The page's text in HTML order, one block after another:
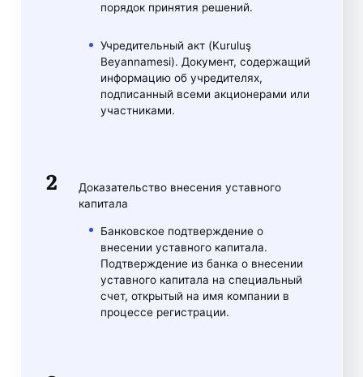
порядок принятия решений.
Учредительный акт (Kuruluş
Beyannamesi). Документ, содержащий
информацию об учредителях,
подписанный всеми акционерами или
участниками.
Доказательство внесения уставного
капитала
Банковское подтверждение о
внесении уставного капитала.
Подтверждение из банка о внесении
уставного капитала на специальный
счет, открытый на имя компании в
процессе регистрации.